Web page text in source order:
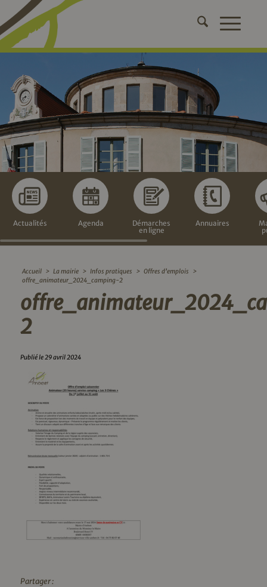
Actualités Agenda
Démarches
en ligne
Annuaires
Accueil > La mairie > Infos pratiques > Offres d’emplois
>
offre_animateur_2024_camping-2
2
Publié le 29 avril 2024
Partager :